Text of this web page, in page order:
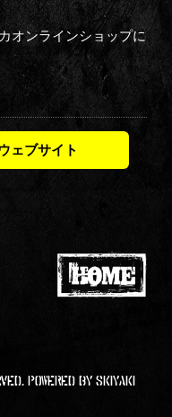
オンラインショップに
ェブサイト
Powered by SKIYAKI